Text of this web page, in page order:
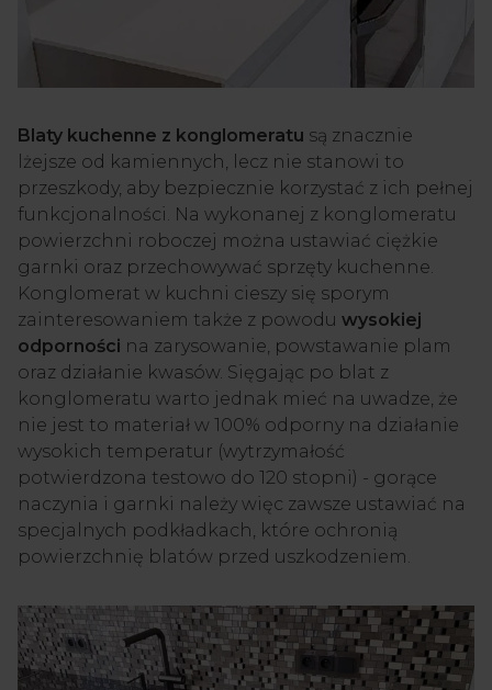
Blaty kuchenne z konglomeratu są znacznie
lżejsze od kamiennych, lecz nie stanowi to
przeszkody, aby bezpiecznie korzystać z ich pełnej
funkcjonalności. Na wykonanej z konglomeratu
powierzchni roboczej można ustawiać ciężkie
garnki oraz przechowywać sprzęty kuchenne.
Konglomerat w kuchni cieszy się sporym
zainteresowaniem także z powodu wysokiej
odporności na zarysowanie, powstawanie plam
oraz działanie kwasów. Sięgając po blat z
konglomeratu warto jednak mieć na uwadze, że
nie jest to materiał w 100% odporny na działanie
wysokich temperatur (wytrzymałość
potwierdzona testowo do 120 stopni) - gorące
naczynia i garnki należy więc zawsze ustawiać na
specjalnych podkładkach, które ochronią
powierzchnię blatów przed uszkodzeniem.